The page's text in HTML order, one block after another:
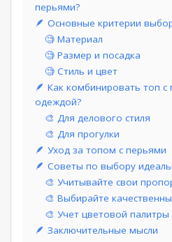
перьями?
🪶 Основные критерии
🧐 Материал
🧐 Размер и посадка
🧐 Стиль и цвет
🪶 Как комбинировать топ с
одеждой?
🎨 Для делового стиля
🎨 Для прогулки
🪶 Уход за топом с перьями
🪶 Советы по выбору
🎨 Учитывайте свои
🎨 Выбирайте
🎨 Учет цветовой палитры
🪶 Заключительные мысли